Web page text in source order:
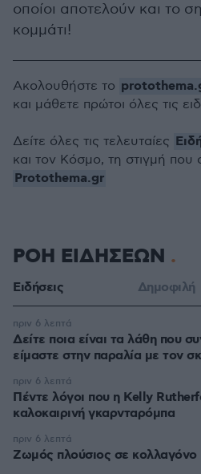
οποίοι αποτελούν και το
κομμάτι!
Ακολουθήστε το
και μάθετε πρώτοι όλες τις
Δείτε όλες τις τελευταίες
και τον Κόσμο, τη στιγμή που
Protothema.gr
ΡΟΗ ΕΙΔΗΣΕΩΝ
Ειδήσεις Δημοφιλή
Δείτε ποια είναι τα λάθη που
είμαστε στην παραλία με τον
πριν 6 λεπτά
Πέντε λόγοι που η Kelly
καλοκαιρινή γκαρνταρόμπα
πριν 6 λεπτά
Ζωμός πλούσιος σε κολλαγόνο
πριν 6 λεπτά